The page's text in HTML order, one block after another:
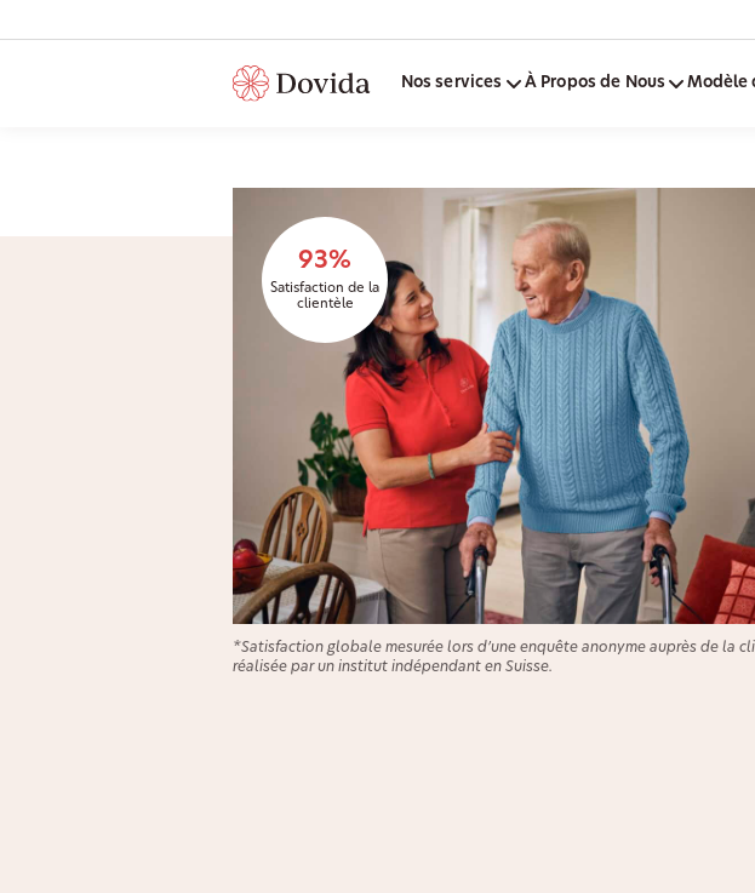
Nos services À Propos de Nous Modèle
93%
Satisfaction de la
clientèle
*Satisfaction globale mesurée lors d’une enquête anonyme auprès de la
réalisée par un institut indépendant en Suisse.